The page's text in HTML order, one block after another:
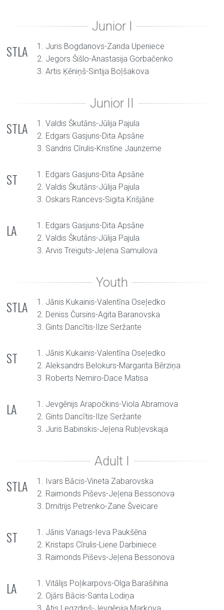
STLA
1. Juris Bogdanovs-Zanda Upeniece
2. Jegors Šišlo-Anastasija Gorbačenko
3. Artis Ķēniņš-Sintija Boļšakova
STLA
1. Valdis Škutāns-Jūlija Pajula
2. Edgars Gasjuns-Dita Apsāne
3. Sandris Cīrulis-Kristīne Jaunzeme
ST
1. Edgars Gasjuns-Dita Apsāne
2. Valdis Škutāns-Jūlija Pajula
3. Oskars Rancevs-Sigita Krišjāne
LA
1. Edgars Gasjuns-Dita Apsāne
2. Valdis Škutāns-Jūlija Pajula
3. Arvis Treiguts-Jeļena Samuilova
STLA
1. Jānis Kukainis-Valentīna Oseļedko
2. Deniss Čursins-Agita Baranovska
3. Gints Dancītis-Ilze Seržante
ST
1. Jānis Kukainis-Valentīna Oseļedko
2. Aleksandrs Belokurs-Margarita Bērziņa
3. Roberts Nemiro-Dace Matisa
LA
1. Jevgēnijs Arapočkins-Viola Abramova
2. Gints Dancītis-Ilze Seržante
3. Juris Babinskis-Jeļena Rubļevskaja
STLA
1. Ivars Bācis-Vineta Zabarovska
2. Raimonds Piševs-Jeļena Bessonova
3. Dmitrijs Petrenko-Zane Šveicare
ST
1. Jānis Vanags-Ieva Paukšēna
2. Kristaps Cīrulis-Liene Darbiniece
3. Raimonds Piševs-Jeļena Bessonova
LA
1. Vitālijs Poļikarpovs-Olga Barašihina
2. Ojārs Bācis-Santa Lodiņa